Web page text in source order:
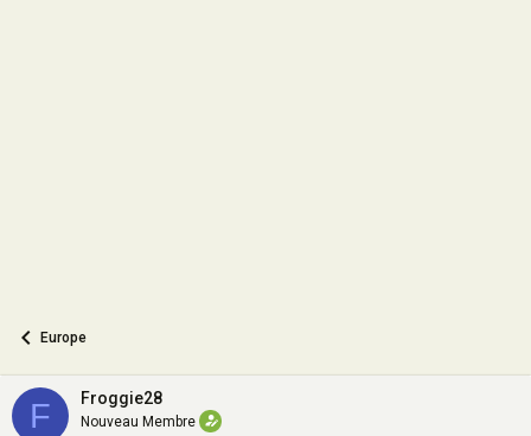
Europe
F Froggie28
Nouveau Membre